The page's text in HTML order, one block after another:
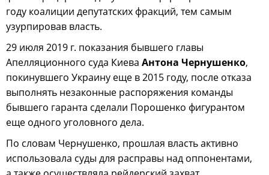
году коалиции депутатских фракций, тем самым
узурпировав власть.
29 июля 2019 г. показания бывшего главы
Апелляционного суда Киева Антона Чернушенко,
покинувшего Украину еще в 2015 году, после отказа
выполнять незаконные распоряжения команды
бывшего гаранта сделали Порошенко фигурантом
еще одного уголовного дела.
По словам Чернушенко, прошлая власть активно
использовала суды для расправы над оппонентами,